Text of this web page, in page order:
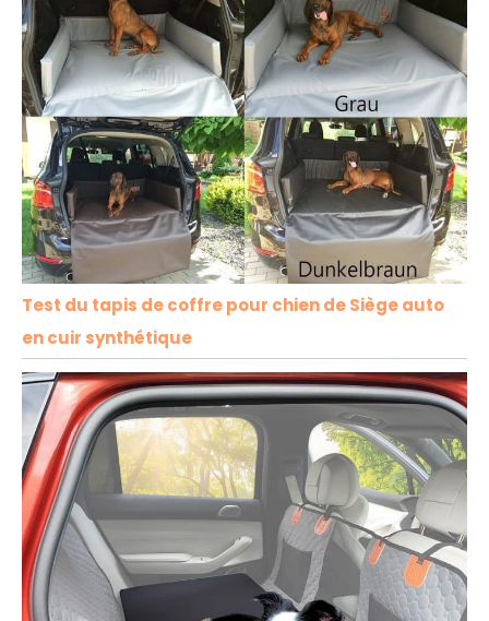
Test du tapis de coffre pour chien de Siège auto
en cuir synthétique